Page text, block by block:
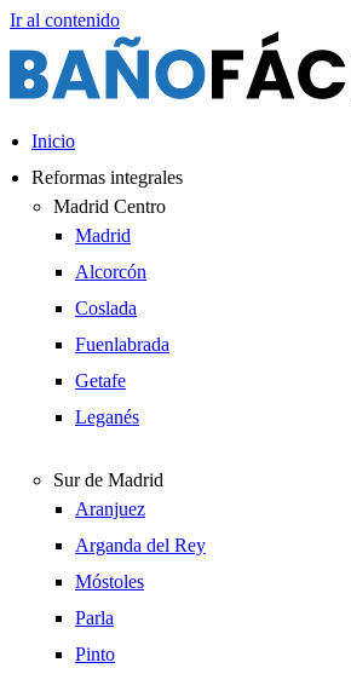
Ir al contenido
Inicio
Reformas integrales
Madrid Centro
Madrid
Alcorcón
Coslada
Fuenlabrada
Getafe
Leganés
Sur de Madrid
Aranjuez
Arganda del Rey
Móstoles
Parla
Pinto